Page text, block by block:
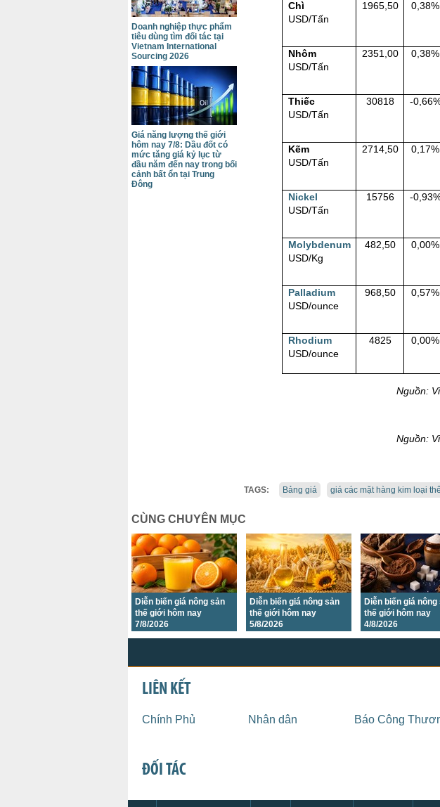
Chì
USD/Tấn
1965,50 0,38%
Nhôm
USD/Tấn
2351,00 0,38%
Thiếc
USD/Tấn
30818 -
Kẽm
USD/Tấn
2714,50 0,17%
Nickel
USD/Tấn
15756 -
Molybdenum
USD/Kg
482,50 0,00%
Palladium
USD/ounce
968,50 0,57%
Rhodium
USD/ounce
4825 0,00%
Nguồn:
Nguồn:
TAGS: Bảng giá giá các mặt hàng kim loại
Doanh nghiệp thực phẩm
tiêu dùng tìm đối tác tại
Vietnam International
Sourcing 2026
Giá năng lượng thế giới
hôm nay 7/8: Dầu đốt có
mức tăng giá kỷ lục từ
đầu năm đến nay trong bối
cảnh bất ổn tại Trung
Đông
CÙNG CHUYÊN MỤC
Diễn biến giá nông sản
thế giới hôm nay
7/8/2026
Diễn biến giá nông sản
thế giới hôm nay
5/8/2026
Diễn biến giá nông
thế giới hôm nay
4/8/2026
LIÊN KẾT
Chính Phủ Nhân dân Báo Công
ĐỐI TÁC